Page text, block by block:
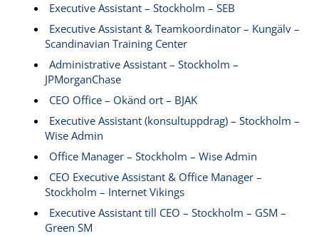
Executive Assistant – Stockholm – SEB
Executive Assistant & Teamkoordinator – Kungälv –
Scandinavian Training Center
Administrative Assistant – Stockholm –
JPMorganChase
CEO Office – Okänd ort – BJAK
Executive Assistant (konsultuppdrag) – Stockholm –
Wise Admin
Office Manager – Stockholm – Wise Admin
CEO Executive Assistant & Office Manager –
Stockholm – Internet Vikings
Executive Assistant till CEO – Stockholm – GSM –
Green SM